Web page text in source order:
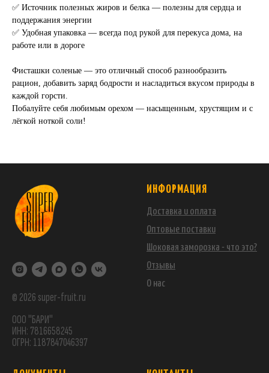
✅ Источник полезных жиров и белка — полезны для сердца и
поддержания энергии
✅ Удобная упаковка — всегда под рукой для перекуса дома, на
работе или в дороге
Фисташки соленые — это отличный способ разнообразить
рацион, добавить заряд бодрости и насладиться вкусом природы в
каждой горсти.
Побалуйте себя любимым орехом — насыщенным, хрустящим и с
лёгкой ноткой соли!
© 2026 super-fruit.ru
ООО "БАРИ"
ИНН: 7816658245
ОГРН: 1187847046397
ИНФОРМАЦИЯ
Доставка и оплата
Оптовые поставки
Шоковая заморозка - что это?
Отзывы
О нас